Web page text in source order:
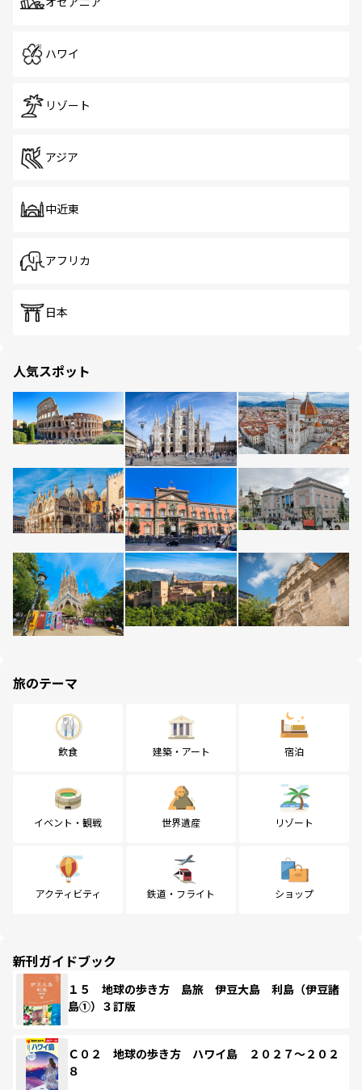
ハワイ
リゾート
アジア
中近東
アフリカ
日本
人気スポット
旅のテーマ
飲食 建築・アート 宿泊
イベント・観戦 世界遺産 リゾート
アクティビティ 鉄道・フライト ショップ
新刊ガイドブック
１５ 地球の歩き方 島旅 伊豆大島 利島（伊豆諸
島①）３訂版
Ｃ０２ 地球の歩き方 ハワイ島 ２０２７～２０２
８